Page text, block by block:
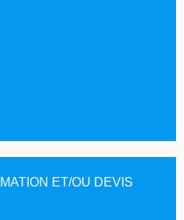
ET/OU DEVIS